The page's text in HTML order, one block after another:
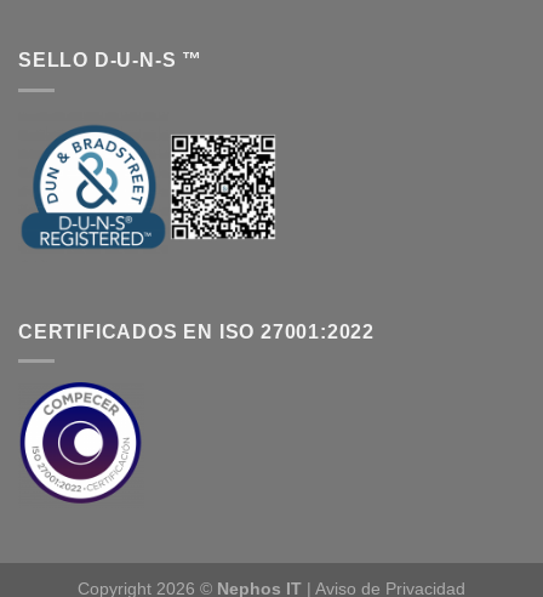
SELLO D-U-N-S ™
CERTIFICADOS EN ISO 27001:2022
Copyright 2026 © Nephos IT | Aviso de Privacidad